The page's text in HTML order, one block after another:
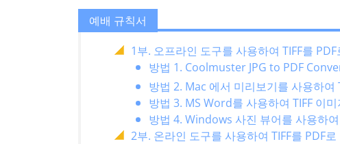
예배 규칙서
1부. 오프라인 도구를 사용하여 TIFF를
방법 1. Coolmuster JPG to PDF
방법 2. Mac 에서 미리보기를 사용하여
방법 3. MS Word를 사용하여 TIFF 이
방법 4. Windows 사진 뷰어를 사용하
2부. 온라인 도구를 사용하여 TIFF를 PDF